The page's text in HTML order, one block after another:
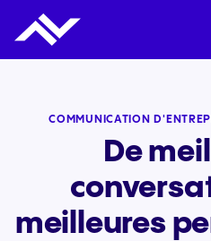
COMMUNICATION
De
meilleures